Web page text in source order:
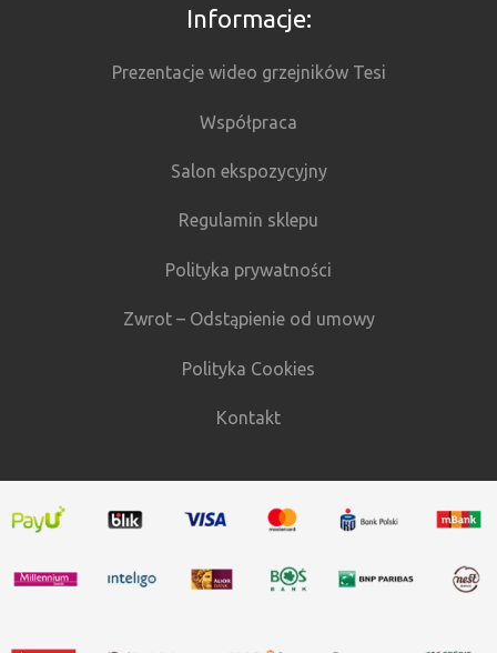
Informacje:
Prezentacje wideo grzejników Tesi
Współpraca
Salon ekspozycyjny
Regulamin sklepu
Polityka prywatności
Zwrot – Odstąpienie od umowy
Polityka Cookies
Kontakt